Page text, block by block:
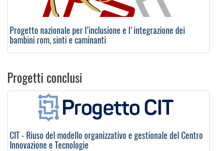
Progetto nazionale per l’inclusione e l'integrazione dei
bambini rom, sinti e caminanti
Progetti conclusi
CIT - Riuso del modello organizzativo e gestionale del Centro
Innovazione e Tecnologie